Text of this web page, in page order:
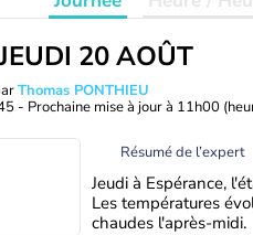
20 AOÛT
Thomas PONTHIEU
- Prochaine mise à jour à 11h00
Résumé de l’expert
Jeudi à Espérance,
Les températures
chaudes l'après-midi.